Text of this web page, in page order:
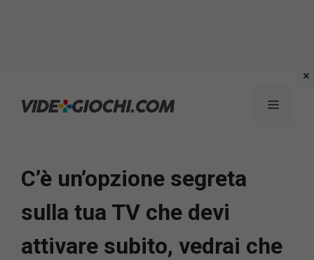
Menu
C’è un’opzione segreta
sulla tua TV che devi
attivare subito, vedrai che